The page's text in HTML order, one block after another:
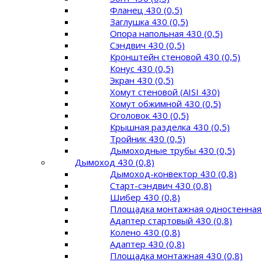
Фланец 430 (0,5)
Заглушка 430 (0,5)
Опора напольная 430 (0,5)
Сэндвич 430 (0,5)
Кронштейн стеновой 430 (0,5)
Конус 430 (0,5)
Экран 430 (0,5)
Хомут стеновой (AISI 430)
Хомут обжимной 430 (0,5)
Оголовок 430 (0,5)
Крышная разделка 430 (0,5)
Тройник 430 (0,5)
Дымоходные трубы 430 (0,5)
Дымоход 430 (0,8)
Дымоход-конвектор 430 (0,8)
Старт-сэндвич 430 (0,8)
Шибер 430 (0,8)
Площадка монтажная
Адаптер стартовый 430 (0,8)
Колено 430 (0,8)
Адаптер 430 (0,8)
Площадка монтажная 430 (0,8)